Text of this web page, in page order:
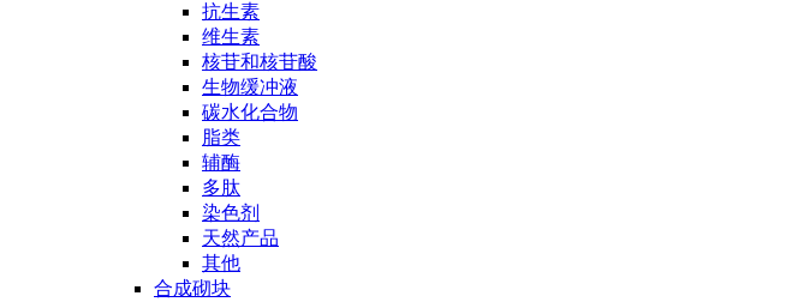
抗生素
维生素
核苷和核苷酸
生物缓冲液
碳水化合物
脂类
辅酶
多肽
染色剂
天然产品
其他
合成砌块